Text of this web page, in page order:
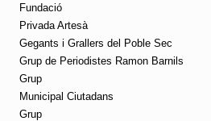
Fundació
Privada Artesà
Gegants i Grallers del Poble Sec
Grup de Periodistes Ramon Barnils
Grup
Municipal Ciutadans
Grup